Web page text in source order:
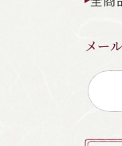
メー